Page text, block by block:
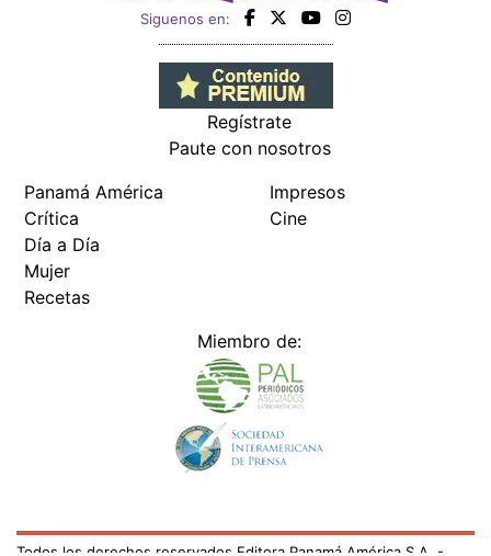
Siguenos en:
Regístrate
Paute con nosotros
Panamá América
Crítica
Día a Día
Mujer
Recetas
Impresos
Cine
Miembro de:
Todos los derechos reservados Editora Panamá América S.A. -